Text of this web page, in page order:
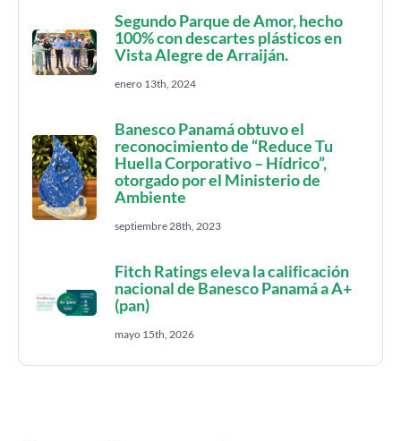
Segundo Parque de Amor, hecho
100% con descartes plásticos en
Vista Alegre de Arraiján.
enero 13th, 2024
Banesco Panamá obtuvo el
reconocimiento de “Reduce Tu
Huella Corporativo – Hídrico”,
otorgado por el Ministerio de
Ambiente
septiembre 28th, 2023
Fitch Ratings eleva la calificación
nacional de Banesco Panamá a A+
(pan)
mayo 15th, 2026